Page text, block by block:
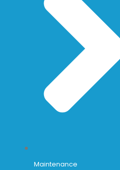
Maintenance